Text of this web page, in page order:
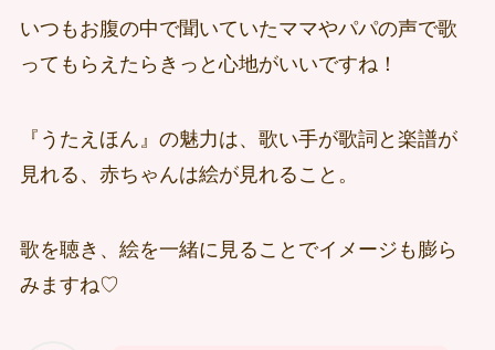
いつもお腹の中で聞いていたママやパパの声で歌
ってもらえたらきっと心地がいいですね！
『うたえほん』の魅力は、歌い手が歌詞と楽譜が
見れる、赤ちゃんは絵が見れること。
歌を聴き、絵を一緒に見ることでイメージも膨ら
みますね♡